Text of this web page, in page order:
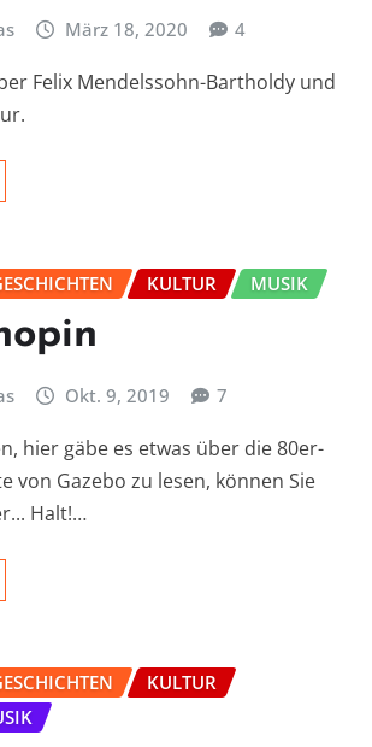
März 18, 2020 4
Felix Mendelssohn-Bartholdy und
KULTUR MUSIK
Okt. 9, 2019 7
hier gäbe es etwas über die 80er-
von Gazebo zu lesen, können Sie
Halt!…
KULTUR